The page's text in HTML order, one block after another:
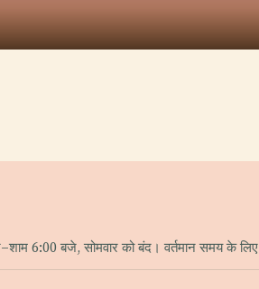
6:00 बजे, सोमवार को बंद। वर्तमान समय के लिए